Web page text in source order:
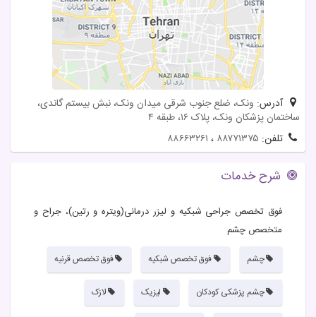
آدرس: ونک، ضلع جنوب شرقی میدان ونک، نبش بیستم گاندی،
ساختمان پزشکان ونک، پلاک ۱۶، طبقه ۴
تلفن: ۸۸۷۷۱۳۷۵ ، ۸۸۶۶۳۲۶۱
شرح خدمات
فوق تخصص جراحی شبکیه و لیزر درمانی(ویتره و رتین)، جراح و
متخصص چشم
چشم فوق تخصص شبکیه فوق تخصص قرنیه
چشم پزشکی کودکان لیزیک لازک